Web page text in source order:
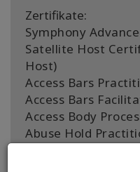
Zertifikate:
Symphony
Satellite Host
Host)
Access Bars
Access Bars
Access Body
Abuse Hold